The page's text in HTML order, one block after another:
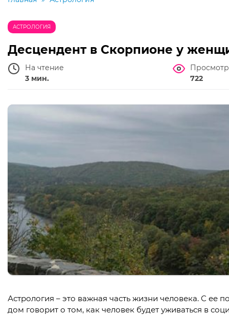
АСТРОЛОГИЯ
Десцендент в Скорпионе у
На чтение
3 мин.
722
Астрология – это важная часть жизни человека. С
дом говорит о том, как человек будет уживаться в